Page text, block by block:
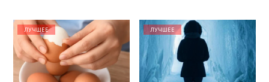
ЛУЧШЕЕ ЛУЧШЕЕ